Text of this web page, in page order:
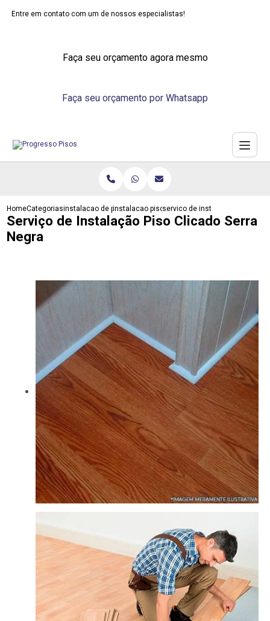
Entre em contato com um de nossos especialistas!
Faça seu orçamento agora mesmo
Faça seu orçamento por Whatsapp
HomeCategoriasinstalacao de pisosinstalacao piso vinilicoservico de instalacao piso
Serviço de Instalação Piso Clicado Serra
Negra